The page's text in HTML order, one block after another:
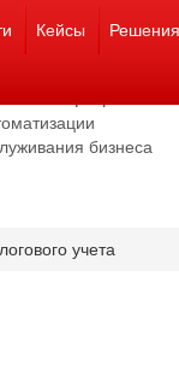
Кейсы Решения
бизнеса
учета